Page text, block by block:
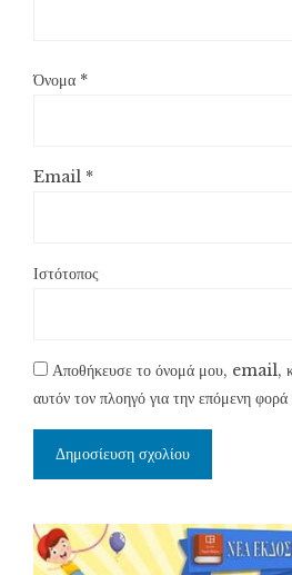
Όνομα *
Email *
Ιστότοπος
Αποθήκευσε το όνομά μου, email,
αυτόν τον πλοηγό για την επόμενη